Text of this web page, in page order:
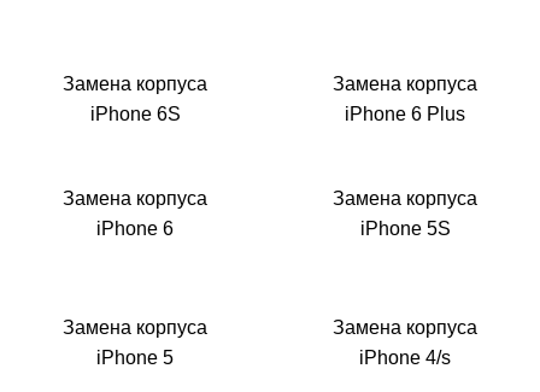
Замена корпуса
iPhone 6S
Замена корпуса
iPhone 6 Plus
Замена корпуса
iPhone 6
Замена корпуса
iPhone 5S
Замена корпуса
iPhone 5
Замена корпуса
iPhone 4/s